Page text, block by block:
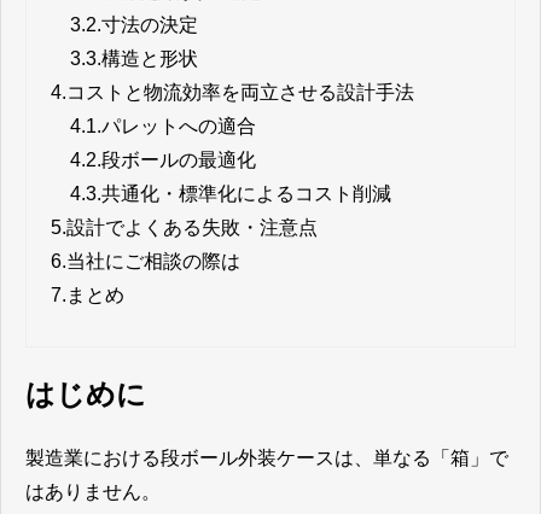
3.2.寸法の決定
3.3.構造と形状
4.コストと物流効率を両立させる設計手法
4.1.パレットへの適合
4.2.段ボールの最適化
4.3.共通化・標準化によるコスト削減
5.設計でよくある失敗・注意点
6.当社にご相談の際は
7. まとめ
はじめに
製造業における段ボール外装ケースは、単なる「箱」で
はありません。